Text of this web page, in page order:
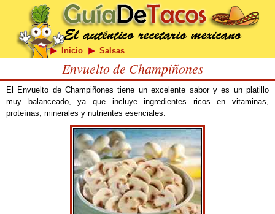
Inicio Salsas
Envuelto de Champiñones
El Envuelto de Champiñones tiene un excelente sabor y es un platillo
muy balanceado, ya que incluye ingredientes ricos en vitaminas,
proteínas, minerales y nutrientes esenciales.